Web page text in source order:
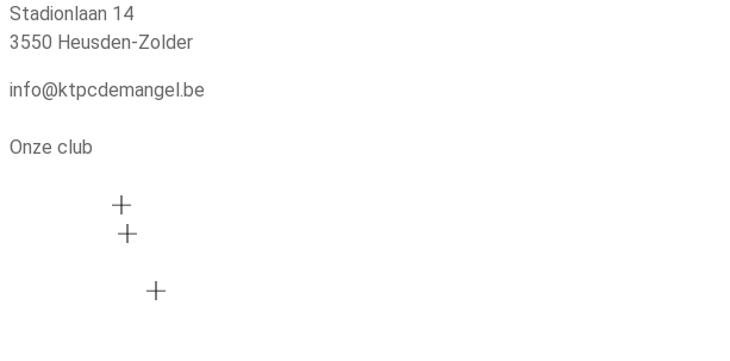
Stadionlaan 14
3550 Heusden-Zolder
info@ktpcdemangel.be
Onze club